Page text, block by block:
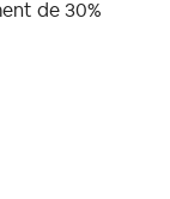
de 30%